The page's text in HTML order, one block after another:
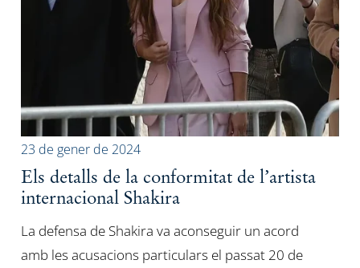
23 de gener de 2024
Els detalls de la conformitat de l’artista
internacional Shakira
La defensa de Shakira va aconseguir un acord
amb les acusacions particulars el passat 20 de